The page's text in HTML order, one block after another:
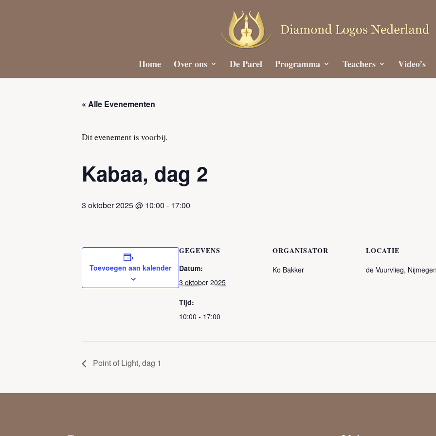
Home Over ons De Parel Programma Teachers Video’s
« Alle Evenementen
Dit evenement is voorbij.
Kabaa, dag 2
3 oktober 2025 @ 10:00 - 17:00
Toevoegen aan kalender
GEGEVENS
Datum:
3 oktober 2025
Tijd:
10:00 - 17:00
ORGANISATOR
Ko Bakker
LOCATIE
de Vuurvlieg, Nijmegen
Point of Light, dag 1